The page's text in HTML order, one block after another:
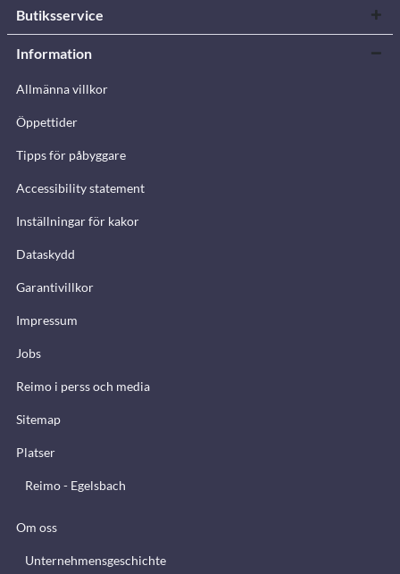
Butiksservice
Information
Allmänna villkor
Öppettider
Tipps för påbyggare
Accessibility statement
Inställningar för kakor
Dataskydd
Garantivillkor
Impressum
Jobs
Reimo i perss och media
Sitemap
Platser
Reimo - Egelsbach
Om oss
Unternehmensgeschichte